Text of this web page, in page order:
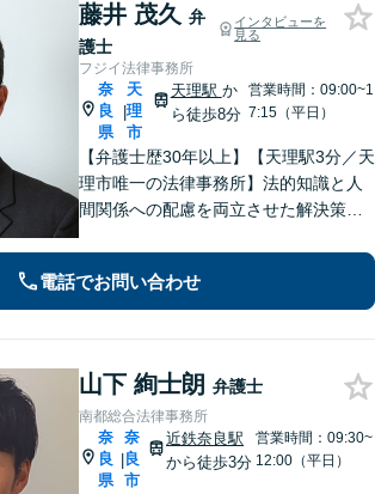
藤井 茂久 弁
護士
インタビューを
見る
フジイ法律事務所
奈
良
県
|
天
理
市
天理駅 か
ら徒歩8分
営業時間：09:00~1
7:15（平日）
【弁護士歴30年以上】【天理駅3分／天
理市唯一の法律事務所】法的知識と人
間関係への配慮を両立させた解決策を
法書士・不動産鑑定士など」相続に関
わる問題を総合的に解決へ導きます
電話でお問い合わせ
山下 絢士朗 弁護士
南都総合法律事務所
奈
良
県
|
奈
良
市
近鉄奈良駅
から徒歩3分
営業時間：09:30~
12:00（平日）